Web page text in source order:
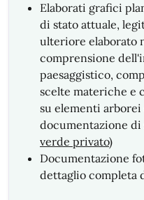
Elaborati grafici
di stato attuale,
ulteriore elaborato
comprensione
paesaggistico,
scelte materiche e
su elementi
documentazione di
verde privato)
Documentazione
dettaglio completa